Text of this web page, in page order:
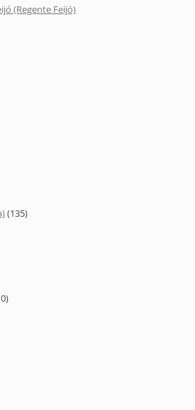
(Regente Feijó)
(135)